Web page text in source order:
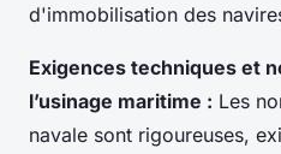
d'immobilisation des
Exigences techniques et
l’usinage maritime : Les
navale sont rigoureuses,